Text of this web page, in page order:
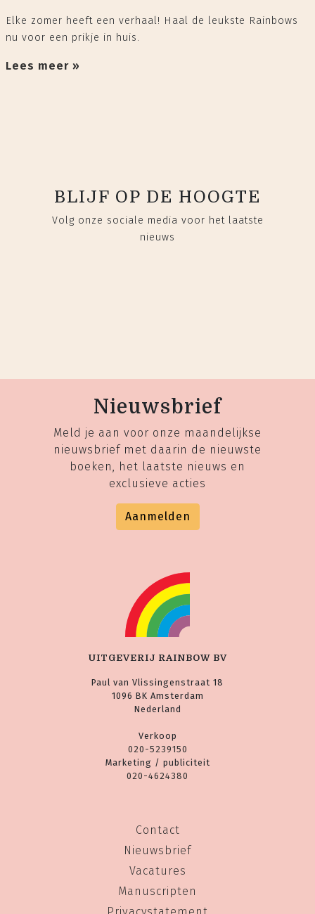
Elke zomer heeft een verhaal! Haal de leukste Rainbows
nu voor een prikje in huis.
Lees meer »
BLIJF OP DE HOOGTE
Volg onze sociale media voor het laatste
nieuws
Nieuwsbrief
Meld je aan voor onze maandelijkse
nieuwsbrief met daarin de nieuwste
boeken, het laatste nieuws en
exclusieve acties
Aanmelden
UITGEVERIJ RAINBOW BV
Paul van Vlissingenstraat 18
1096 BK Amsterdam
Nederland
Verkoop
020-5239150
Marketing / publiciteit
020-4624380
Contact
Nieuwsbrief
Vacatures
Manuscripten
Privacystatement